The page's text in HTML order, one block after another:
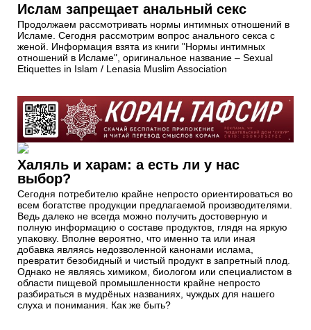
Ислам запрещает анальный секс
Продолжаем рассмотривать нормы интимных отношений в
Исламе. Сегодня рассмотрим вопрос анального секса с
женой. Информация взята из книги "Нормы интимных
отношений в Исламе", оригинальное название – Sexual
Etiquettes in Islam / Lenasia Muslim Association
Халяль и харам: а есть ли у нас
выбор?
Сегодня потребителю крайне непросто ориентироваться во
всем богатстве продукции предлагаемой производителями.
Ведь далеко не всегда можно получить достоверную и
полную информацию о составе продуктов, глядя на яркую
упаковку. Вполне вероятно, что именно та или иная
добавка являясь недозволенной канонами ислама,
превратит безобидный и чистый продукт в запретный плод.
Однако не являясь химиком, биологом или специалистом в
области пищевой промышленности крайне непросто
разбираться в мудрёных названиях, чуждых для нашего
слуха и понимания. Как же быть?